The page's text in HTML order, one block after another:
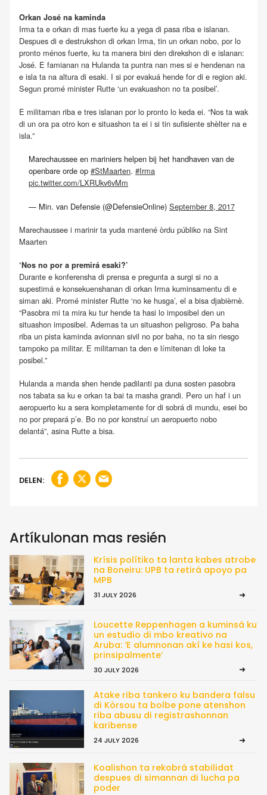
Orkan José na kaminda
Irma ta e orkan di mas fuerte ku a yega di pasa riba e islanan.
Despues di e destrukshon di orkan Irma, tin un orkan nobo, por lo
pronto ménos fuerte, ku ta manera bini den direkshon di e islanan:
José. E famianan na Hulanda ta puntra nan mes si e hendenan na
e isla ta na altura di esaki. I si por evakuá hende for di e region aki.
Segun promé minister Rutte ‘un evakuashon no ta posibel’.
E militarnan riba e tres islanan por lo pronto lo keda ei. “Nos ta wak
di un ora pa otro kon e situashon ta ei i si tin sufisiente shèlter na e
isla.”
Marechaussee en mariniers helpen bij het handhaven van de
openbare orde op #StMaarten. #Irma
pic.twitter.com/LXRUkv6vMm
— Min. van Defensie (@DefensieOnline) September 8, 2017
Marechaussee i marinir ta yuda mantené òrdu públiko na Sint
Maarten
‘Nos no por a premirá esaki?’
Durante e konferensha di prensa e pregunta a surgi si no a
supestimá e konsekuenshanan di orkan Irma kuminsamentu di e
siman aki. Promé minister Rutte ‘no ke husga’, el a bisa djabièrnè.
“Pasobra mi ta mira ku tur hende ta hasi lo imposibel den un
situashon imposibel. Ademas ta un situashon peligroso. Pa baha
riba un pista kaminda avionnan sivil no por baha, no ta sin riesgo
tampoko pa militar. E militarnan ta den e límitenan di loke ta
posibel.”
Hulanda a manda shen hende padilanti pa duna sosten pasobra
nos tabata sa ku e orkan ta bai ta masha grandi. Pero un haf i un
aeropuerto ku a sera kompletamente for di sobrá di mundu, esei bo
no por prepará p’e. Bo no por konstruí un aeropuerto nobo
delantá”, asina Rutte a bisa.
DELEN:
Artíkulonan mas resién
Krísis polítiko ta lanta kabes atrobe
na Boneiru: UPB ta retirá apoyo pa
MPB
31 JULY 2026
Loucette Reppenhagen a kuminsá ku
un estudio di mbo kreativo na
Aruba: ‘E alumnonan akí ke hasi kos,
prinsipalmente’
30 JULY 2026
Atake riba tankero ku bandera falsu
di Kòrsou ta bolbe pone atenshon
riba abusu di registrashonnan
karibense
24 JULY 2026
Koalishon ta rekobrá stabilidat
despues di simannan di lucha pa
poder